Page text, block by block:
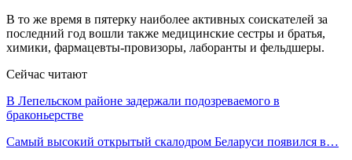
В то же время в пятерку наиболее активных соискателей за
последний год вошли также медицинские сестры и братья,
химики, фармацевты-провизоры, лаборанты и фельдшеры.
Сейчас читают
В Лепельском районе задержали подозреваемого в
браконьерстве
Самый высокий открытый скалодром Беларуси появился в…